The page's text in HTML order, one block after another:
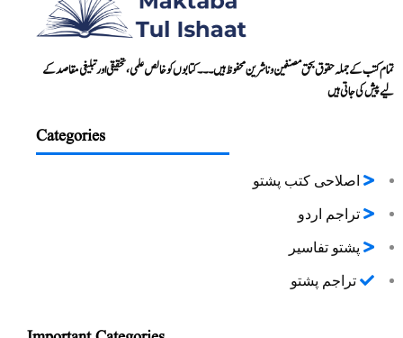
تمام کتب کے جملہ حقوق بحق مصنفین و ناشرین محفوظ ہیں۔۔۔ کتابوں کو خالص علمی، تحقیقی اور تبلیغی مقاصد کے
لیے پیش کی جاتی ہیں
Categories
اصلاحی کتب پشتو
تراجم اردو
پشتو تفاسیر
تراجم پشتو